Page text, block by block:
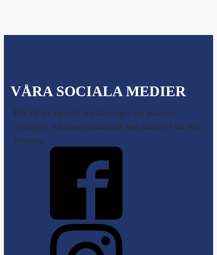
VÅRA SOCIALA MEDIER
Här får du löpande uppdateringar om matcher,
nyförvärv och annat spännande som händer i vår fina
förening.